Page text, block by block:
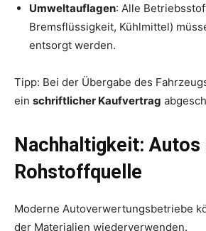
Umweltauflagen: Alle
Bremsflüssigkeit, Kühlmittel)
entsorgt werden.
Tipp: Bei der Übergabe des
ein schriftlicher Kaufvertrag
Nachhaltigkeit: Autos
Rohstoffquelle
Moderne Autoverwertungsbetriebe
der Materialien wiederverwenden.